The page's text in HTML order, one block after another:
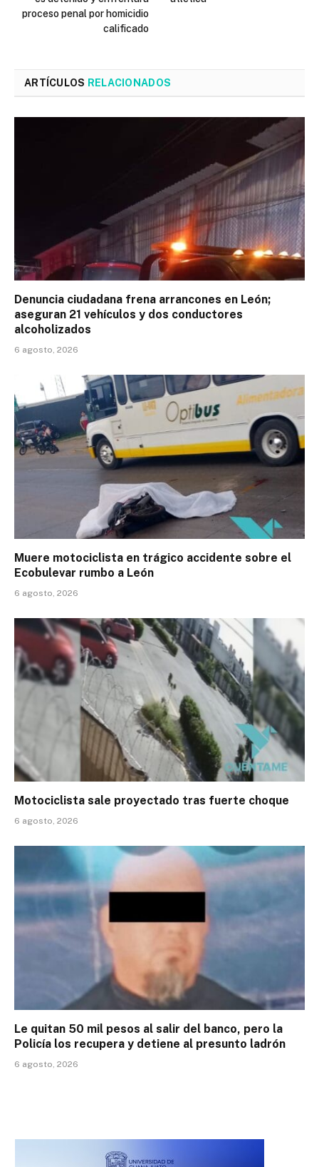
proceso penal por homicidio
calificado
ARTÍCULOS RELACIONADOS
Denuncia ciudadana frena arrancones en León;
aseguran 21 vehículos y dos conductores
alcoholizados
6 agosto, 2026
Muere motociclista en trágico accidente sobre el
Ecobulevar rumbo a León
6 agosto, 2026
Motociclista sale proyectado tras fuerte choque
6 agosto, 2026
Le quitan 50 mil pesos al salir del banco, pero la
Policía los recupera y detiene al presunto ladrón
6 agosto, 2026